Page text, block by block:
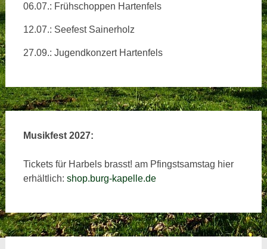
06.07.: Frühschoppen Hartenfels
12.07.: Seefest Sainerholz
27.09.: Jugendkonzert Hartenfels
Musikfest 2027:
Tickets für Harbels brasst! am Pfingstsamstag hier
erhältlich: shop.burg-kapelle.de